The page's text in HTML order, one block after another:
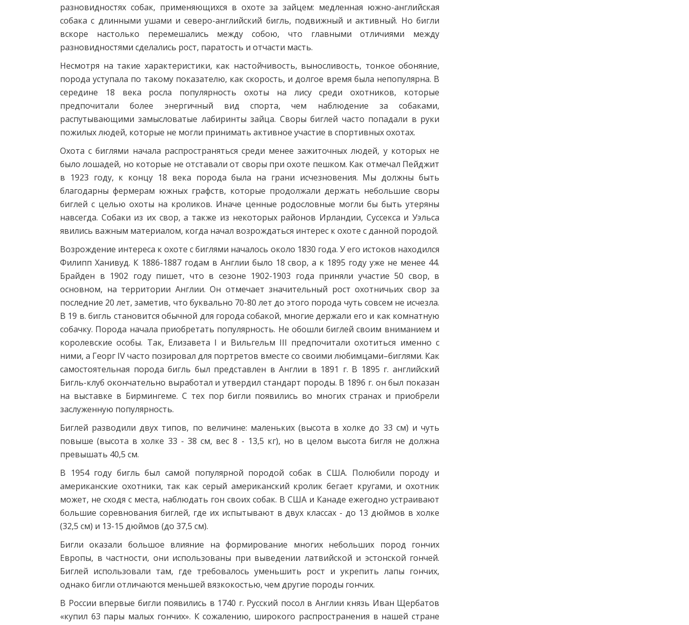
разновидностях собак, применяющихся в охоте за зайцем: медленная южно-английская
собака с длинными ушами и северо-английский бигль, подвижный и активный. Но бигли
вскоре настолько перемешались между собою, что главными отличиями между
разновидностями сделались рост, паратость и отчасти масть.
Несмотря на такие характеристики, как настойчивость, выносливость, тонкое обоняние,
порода уступала по такому показателю, как скорость, и долгое время была непопулярна. В
середине 18 века росла популярность охоты на лису среди охотников, которые
предпочитали более энергичный вид спорта, чем наблюдение за собаками,
распутывающими замысловатые лабиринты зайца. Своры биглей часто попадали в руки
пожилых людей, которые не могли принимать активное участие в спортивных охотах.
Охота с биглями начала распространяться среди менее зажиточных людей, у которых не
было лошадей, но которые не отставали от своры при охоте пешком. Как отмечал Пейджит
в 1923 году, к концу 18 века порода была на грани исчезновения. Мы должны быть
благодарны фермерам южных графств, которые продолжали держать небольшие своры
биглей с целью охоты на кроликов. Иначе ценные родословные могли бы быть утеряны
навсегда. Собаки из их свор, а также из некоторых районов Ирландии, Суссекса и Уэльса
явились важным материалом, когда начал возрождаться интерес к охоте с данной породой.
Возрождение интереса к охоте с биглями началось около 1830 года. У его истоков находился
Филипп Ханивуд. К 1886-1887 годам в Англии было 18 свор, а к 1895 году уже не менее 44.
Брайден в 1902 году пишет, что в сезоне 1902-1903 года приняли участие 50 свор, в
основном, на территории Англии. Он отмечает значительный рост охотничьих свор за
последние 20 лет, заметив, что буквально 70-80 лет до этого порода чуть совсем не исчезла.
В 19 в. бигль становится обычной для города собакой, многие держали его и как комнатную
собачку. Порода начала приобретать популярность. Не обошли биглей своим вниманием и
королевские особы. Так, Елизавета I и Вильгельм III предпочитали охотиться именно с
ними, а Георг IV часто позировал для портретов вместе со своими любимцами–биглями. Как
самостоятельная порода бигль был представлен в Англии в 1891 г. В 1895 г. английский
Бигль-клуб окончательно выработал и утвердил стандарт породы. В 1896 г. он был показан
на выставке в Бирмингеме. С тех пор бигли появились во многих странах и приобрели
заслуженную популярность.
Биглей разводили двух типов, по величине: маленьких (высота в холке до 33 см) и чуть
повыше (высота в холке 33 - 38 см, вес 8 - 13,5 кг), но в целом высота бигля не должна
превышать 40,5 см.
В 1954 году бигль был самой популярной породой собак в США. Полюбили породу и
американские охотники, так как серый американский кролик бегает кругами, и охотник
может, не сходя с места, наблюдать гон своих собак. В США и Канаде ежегодно устраивают
большие соревнования биглей, где их испытывают в двух классах - до 13 дюймов в холке
(32,5 см) и 13-15 дюймов (до 37,5 см).
Бигли оказали большое влияние на формирование многих небольших пород гончих
Европы, в частности, они использованы при выведении латвийской и эстонской гончей.
Биглей использовали там, где требовалось уменьшить рост и укрепить лапы гончих,
однако бигли отличаются меньшей вязкокостью, чем другие породы гончих.
В России впервые бигли появились в 1740 г. Русский посол в Англии князь Иван Щербатов
«купил 63 пары малых гончих». К сожалению, широкого распространения в нашей стране